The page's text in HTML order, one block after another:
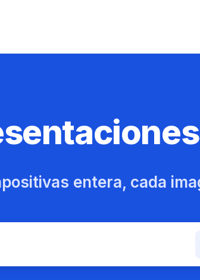
entera, cada